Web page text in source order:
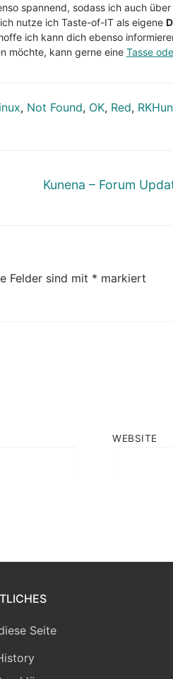
spannend, sodass ich auch über
nutze ich Taste-of-IT als eigene
ich kann dich ebenso
möchte, kann gerne eine Tasse
, Not Found, OK, Red,
Nächster
Kunena – Forum
Felder sind mit * markiert
WEBSITE
Seite